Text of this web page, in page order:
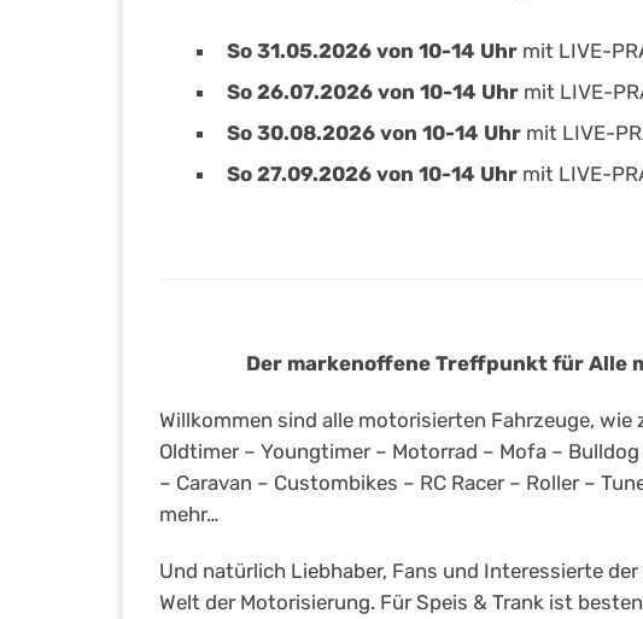
So 31.05.2026 von 10-14 Uhr mit LIVE-
So 26.07.2026 von 10-14 Uhr mit LIVE-
So 30.08.2026 von 10-14 Uhr mit LIVE-
So 27.09.2026 von 10-14 Uhr mit LIVE-
Der markenoffene Treffpunkt für Alle
Willkommen sind alle motorisierten Fahrzeuge, wie
Oldtimer – Youngtimer – Motorrad – Mofa –
– Caravan – Custombikes – RC Racer – Roller –
mehr…
Und natürlich Liebhaber, Fans und Interessierte der
Welt der Motorisierung. Für Speis & Trank ist